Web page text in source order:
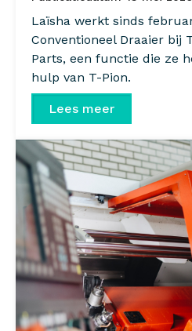
Laïsha werkt sinds
Conventioneel Draaier bij
Parts, een functie die ze
hulp van T-Pion.
Lees meer